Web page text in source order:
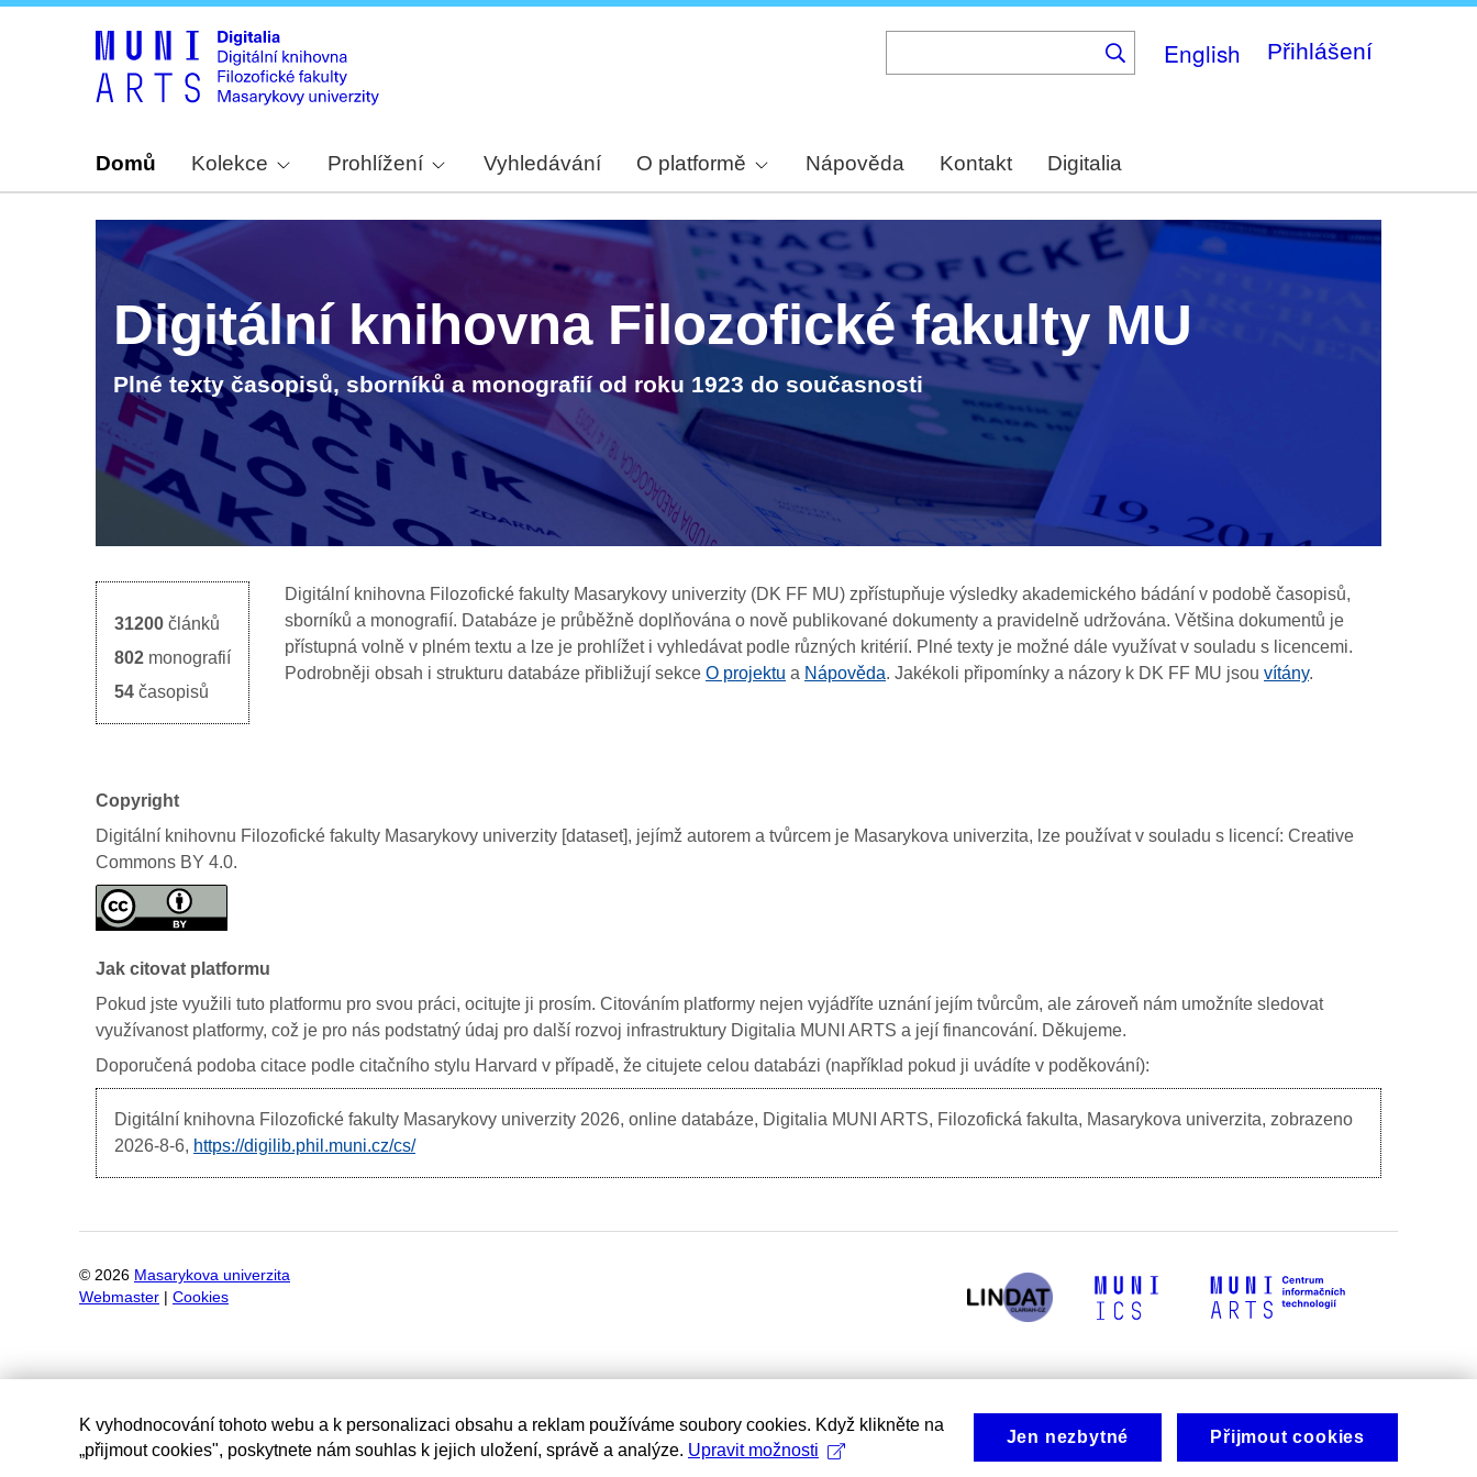
English Přihlášení
Domů Kolekce Prohlížení Vyhledávání O platformě Nápověda Kontakt Digitalia
Digitální knihovna Filozofické fakulty MU
Plné texty časopisů, sborníků a monografií od roku 1923 do současnosti
31200 článků
802 monografií
54 časopisů
Digitální knihovna Filozofické fakulty Masarykovy univerzity (DK FF MU) zpřístupňuje výsledky akademického bádání v podobě časopisů,
sborníků a monografií. Databáze je průběžně doplňována o nově publikované dokumenty a pravidelně udržována. Většina dokumentů je
přístupná volně v plném textu a lze je prohlížet i vyh ledávat podle různých kritérií. Plné texty je možné dále využívat v souladu s licencemi.
Podrobněji obsah i strukturu databáze přibližují sekce O projektu a Nápověda. Jakékoli připomínky a názory k DK FF MU jsou vítány.
Copyright
Digitální knihovnu Filozofické fakulty Masarykovy univerzity [dataset], jejímž autorem a tvůrcem je Masarykova univerzita, lze používat v souladu s licencí: Creative
Commons BY 4.0.
Jak citovat platformu
Pokud jste využili tuto platformu pro svou práci, ocitujte ji prosím. Citováním platformy nejen vyjádříte uznání jejím tvůrcům, ale zároveň nám umožníte sledovat
využívanost platformy, což je pro nás podstatný údaj pro další rozvoj infrastruktury Digitalia MUNI ARTS a její financování. Děkujeme.
Doporučená podoba citace podle citačního stylu Harvard v případě, že citujete celou databázi (například pokud ji uvádíte v poděkování):
Digitální knihovna Filozofické fakulty Masarykovy univerzity 2026, online databáze, Digitalia MUNI ARTS, Filozofická fakulta, Masarykova univerzita, zobrazeno
2026-8-6, https://digilib.phil.muni.cz/cs/
© 2026 Masarykova univerzita
Webmaster
Cookies
K vyhodnocování tohoto webu a k personalizaci obsahu a reklam používáme soubory cookies. Když klikněte na
„přijmout cookies", poskytnete nám souhlas k jejich uložení, správě a analýze. Upravit možnosti
Jen nezbytné Přijmout cookies